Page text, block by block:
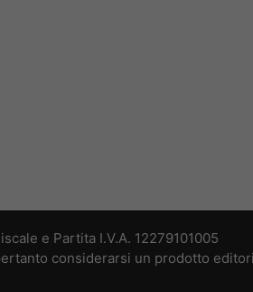
e Partita I.V.A. 12279101005
considerarsi un prodotto